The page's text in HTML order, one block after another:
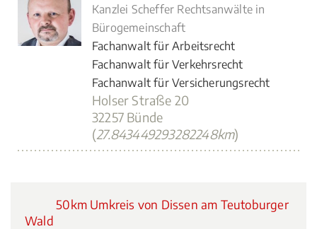
Kanzlei Scheffer Rechtsanwälte in
Bürogemeinschaft
Fachanwalt für Arbeitsrecht
Fachanwalt für Verkehrsrecht
Fachanwalt für Versicherungsrecht
Holser Straße 20
32257 Bünde
(27.843449293282248km)
50km Umkreis von Dissen am Teutoburger
Wald